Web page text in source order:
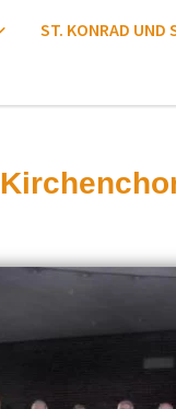
ST. KONRAD UND